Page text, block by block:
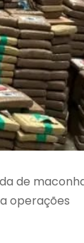
de
operações